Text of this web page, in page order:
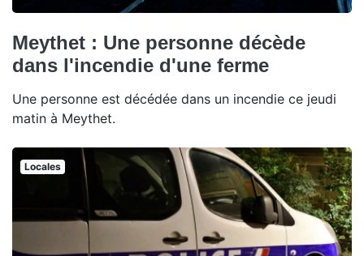
Meythet : Une personne décède
dans l'incendie d'une ferme
Une personne est décédée dans un incendie ce jeudi
matin à Meythet.
Locales